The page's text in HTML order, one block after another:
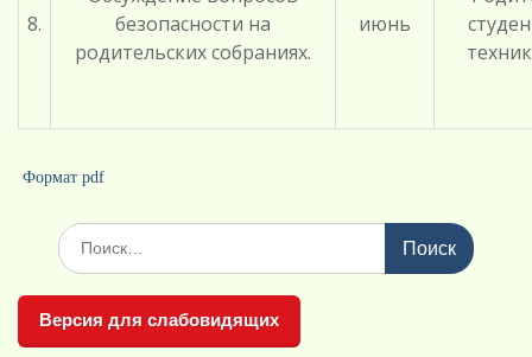
8.
безопасности на
родительских собраниях.
июнь
Формат pdf
Поиск
по:
Версия для слабовидящих